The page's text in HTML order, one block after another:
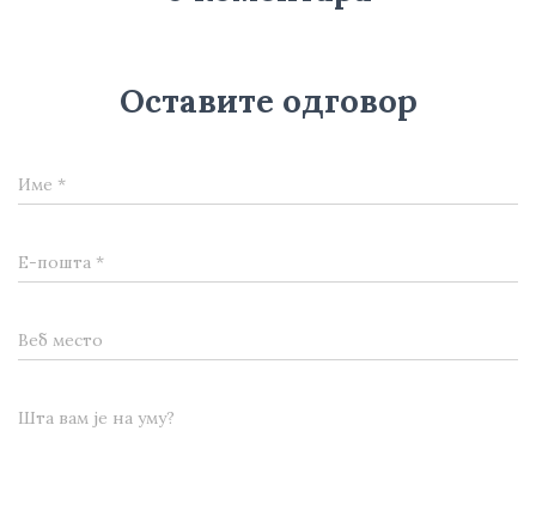
Оставите одговор
Име *
Е-пошта *
Веб место
Шта вам је на уму?